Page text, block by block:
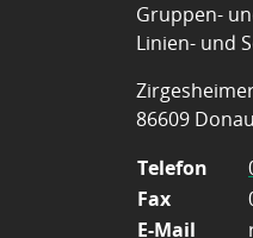
Gruppen-
Linien- und
86609
Telefon
Fax
E-Mail